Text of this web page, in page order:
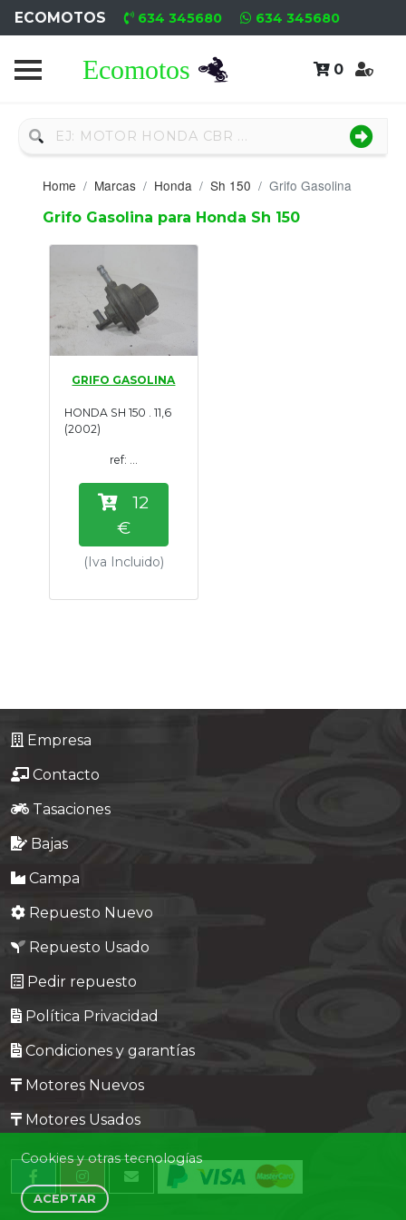
ECOMOTOS 634 345680 634 345680
0
Home
Nuevo
Neumáticos
Campa
Motores
Nuevos
Motores
Usados
Tasaciones
Formulario
Empresa
Contacto
Home Marcas Honda Sh 150 Grifo Gasolina
Grifo Gasolina para Honda Sh 150
GRIFO GASOLINA
HONDA SH 150 . 11,6
(2002)
ref: ...
12
€
(Iva Incluido)
Empresa
Contacto
Tasaciones
Bajas
Campa
Repuesto Nuevo
Repuesto Usado
Pedir repuesto
Política Privacidad
Condiciones y garantías
Motores Nuevos
Motores Usados
Cookies y otras tecnologías
ACEPTAR